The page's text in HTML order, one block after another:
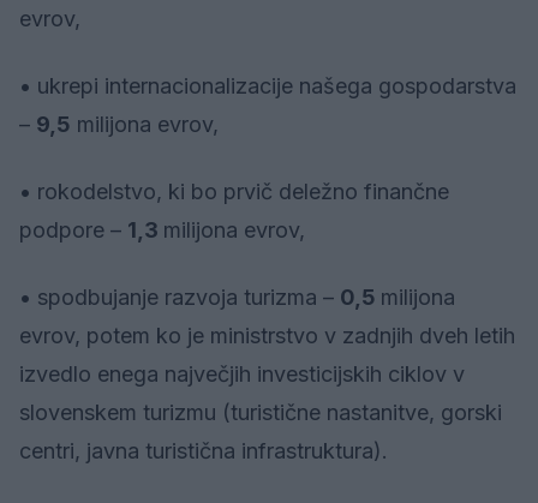
evrov,
• ukrepi internacionalizacije našega gospodarstva
– 9,5 milijona evrov,
• rokodelstvo, ki bo prvič deležno finančne
podpore – 1,3 milijona evrov,
• spodbujanje razvoja turizma – 0,5 milijona
evrov, potem ko je ministrstvo v zadnjih dveh letih
izvedlo enega največjih investicijskih ciklov v
slovenskem turizmu (turistične nastanitve, gorski
centri, javna turistična infrastruktura).